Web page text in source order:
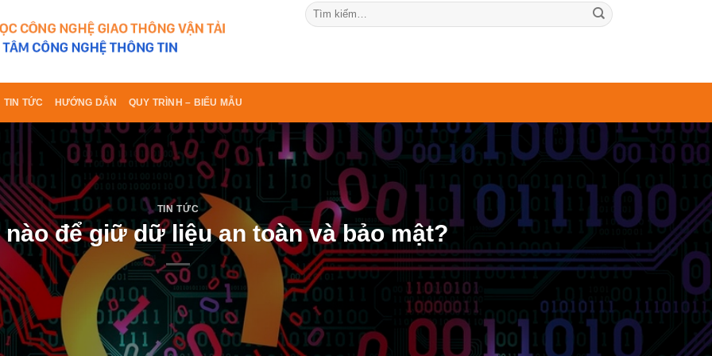
TIN TỨC HƯỚNG DẪN QUY TRÌNH – BIỂU MẪU
TIN TỨC
nào để giữ dữ liệu an toàn và bảo mật?